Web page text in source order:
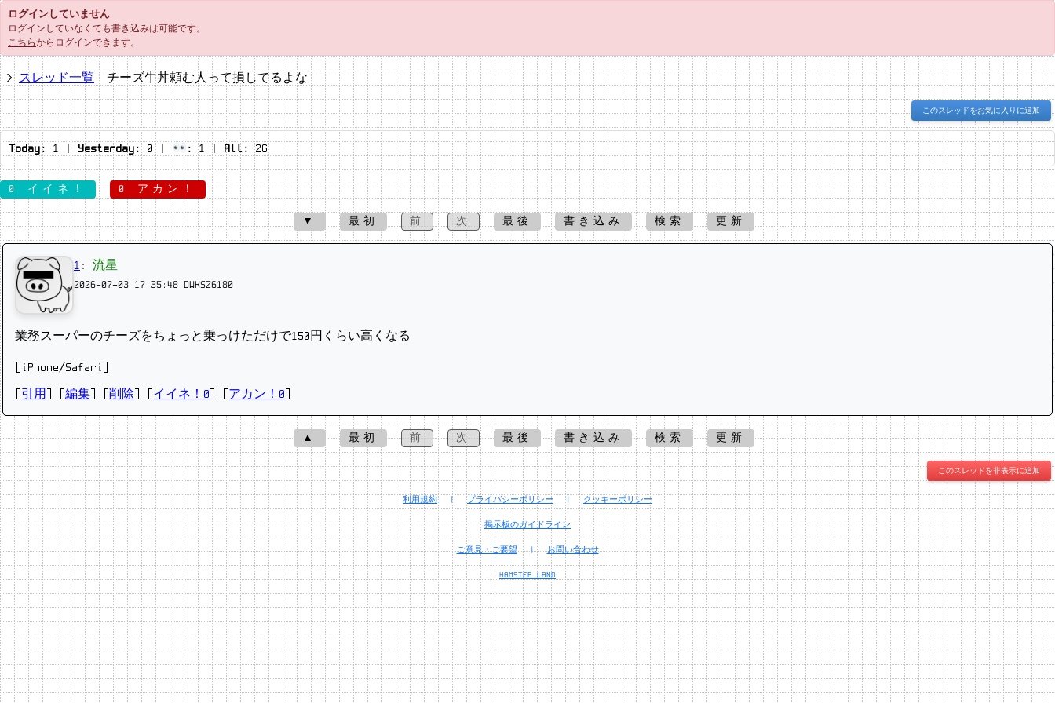
ログインしていません
ログインしていなくても書き込みは可能です。
こちらからログインできます。
スレッド一覧 チーズ牛丼頼む人って損してるよな
このスレッドをお気に入りに追加
Today: 1 | Yesterday:0 | : 1 | All: 26
0 イイネ！ 0 アカン！
▼ 最初 前 次 最後 書き込み 検索 更新
1 : 流星
2026-07-03 17:35:48 DWKSZ6180
業務スーパーのチーズをちょっと乗っけただけで150円くらい高くなる
[iPhone/Safari]
引用 編集 削除 イイネ！0 アカン！0
▲ 最初 前 次 最後 書き込み 検索 更新
このスレッドを非表示に追加
利用規約 | プライバシーポリシー | クッキーポリシー
掲示板のガイドライン
ご意見・ご要望 | お問い合わせ
HAMSTER.LAND